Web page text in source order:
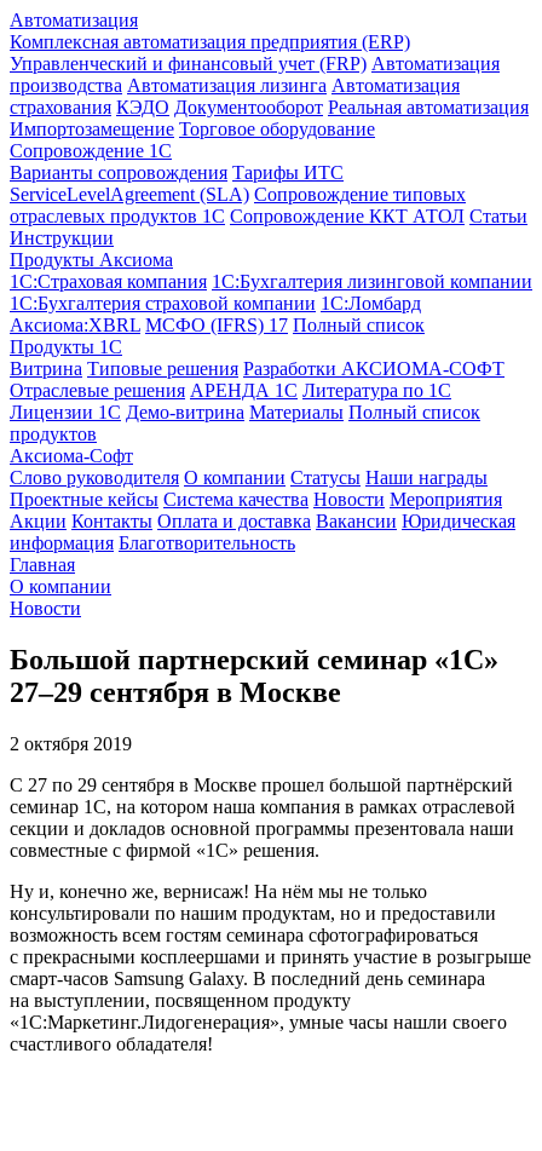
Автоматизация
Комплексная автоматизация предприятия (ERP)
Управленческий и финансовый учет (FRP) Автоматизация
производства Автоматизация лизинга Автоматизация
страхования КЭДО Документооборот Реальная автоматизация
Импортозамещение Торговое оборудование
Сопровождение 1С
Варианты сопровождения Тарифы ИТС
ServiceLevelAgreement (SLA) Сопровождение типовых
отраслевых продуктов 1С Сопровождение ККТ АТОЛ Статьи
Инструкции
Продукты Аксиома
1С:Страховая компания 1С:Бухгалтерия лизинговой компании
1С:Бухгалтерия страховой компании 1С:Ломбард
Аксиома:XBRL МСФО (IFRS) 17 Полный список
Продукты 1С
Витрина Типовые решения Разработки АКСИОМА-СОФТ
Отраслевые решения АРЕНДА 1С Литература по 1С
Лицензии 1C Демо-витрина Материалы Полный список
продуктов
Аксиома-Софт
Слово руководителя О компании Статусы Наши награды
Проектные кейсы Система качества Новости Мероприятия
Акции Контакты Оплата и доставка Вакансии Юридическая
информация Благотворительность
Главная
О компании
Новости
Большой партнерский семинар «1С»
27–29 сентября в Москве
2 октября 2019
С 27 по 29 сентября в Москве прошел большой партнёрский
семинар 1С, на котором наша компания в рамках отраслевой
секции и докладов основной программы презентовала наши
совместные с фирмой «1С» решения.
Ну и, конечно же, вернисаж! На нём мы не только
консультировали по нашим продуктам, но и предоставили
возможность всем гостям семинара сфотографироваться
с прекрасными косплеершами и принять участие в розыгрыше
смарт-часов Samsung Galaxy. В последний день семинара
на выступлении, посвященном продукту
«1С:Маркетинг.Лидогенерация», умные часы нашли своего
счастливого обладателя!